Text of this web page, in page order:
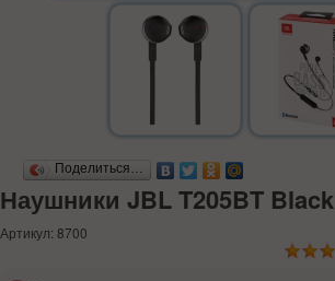
Поделиться…
Наушники JBL T205BT Black
Артикул: 8700